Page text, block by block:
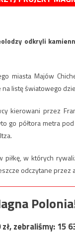
odkryli
miasta Majów
listę światowego
kierowani przez
go półtora metra
w których
odczytane przez
zł, zebraliśmy:15